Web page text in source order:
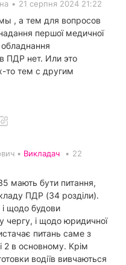
• 21 серпня 2024 21:22
, а тем для вопросов
першої медичної
ПДР нет. Или это
то тем с другим
• Викладач • 22
мають бути питання,
ПДР (34 розділи).
і щодо будови
чергу, і щодо юридичної
питань саме з
2 в основному. Крім
водіїв вивчаються